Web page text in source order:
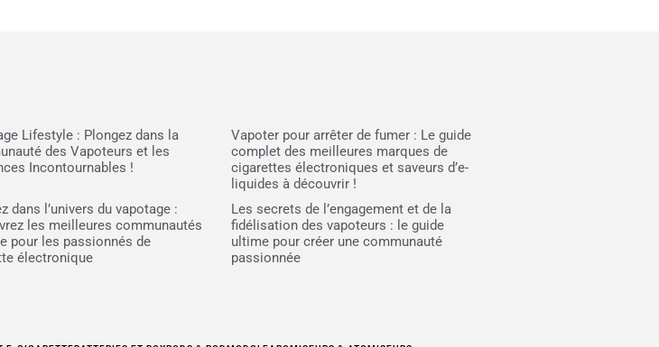
Lifestyle : Plongez dans la
des Vapoteurs et les
Incontournables !
Vapoter pour arrêter de fumer : Le guide
complet des meilleures marques de
cigarettes électroniques et saveurs d’e-
liquides à découvrir !
dans l’univers du vapotage :
les meilleures communautés
pour les passionnés de
électronique
Les secrets de l’engagement et de la
fidélisation des vapoteurs : le guide
ultime pour créer une communauté
passionnée